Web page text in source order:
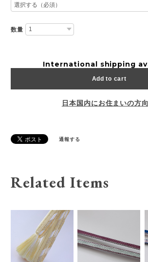
数量
International shipping
Add to cart
日本国内にお住まいの方
通報する
Related Items